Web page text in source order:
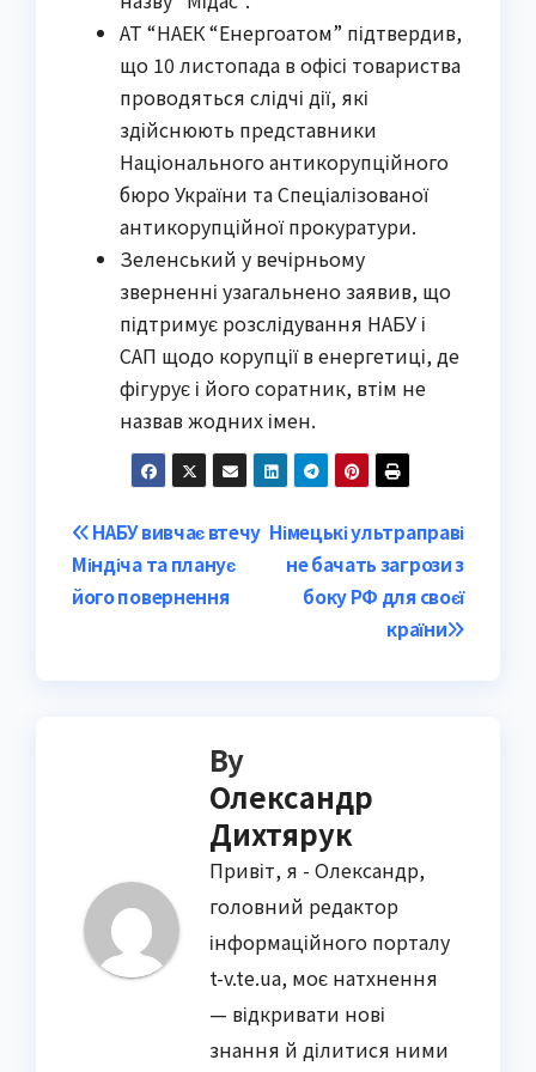
АТ “НАЕК “Енергоатом” підтвердив,
що 10 листопада в офісі товариства
проводяться слідчі дії, які
здійснюють представники
Національного антикорупційного
бюро України та Спеціалізованої
антикорупційної прокуратури.
Зеленський у вечірньому
зверненні узагальнено заявив, що
підтримує розслідування НАБУ і
САП щодо корупції в енергетиці, де
фігурує і його соратник, втім не
назвав жодних імен.
Post
navigation
Німецькі ультраправі
не бачать загрози з
боку РФ для своєї
країни
НАБУ вивчає втечу
Міндіча та планує
його повернення
By
Олександр
Дихтярук
Привіт, я - Олександр,
головний редактор
інформаційного порталу
t-v.te.ua, моє натхнення
— відкривати нові
знання й ділитися ними